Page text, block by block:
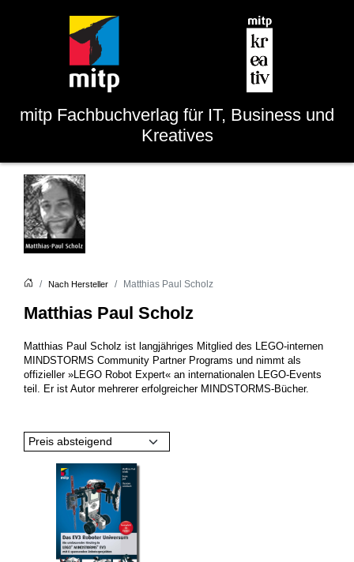
mitp Fachbuchverlag für IT, Business und
Kreatives
Nach Hersteller Matthias Paul Scholz
Matthias Paul Scholz
Matthias Paul Scholz ist langjähriges Mitglied des LEGO-internen
MINDSTORMS Community Partner Programs und nimmt als
offizieller »LEGO Robot Expert« an internationalen LEGO-Events
teil. Er ist Autor mehrerer erfolgreicher MINDSTORMS-Bücher.
Preis absteigend